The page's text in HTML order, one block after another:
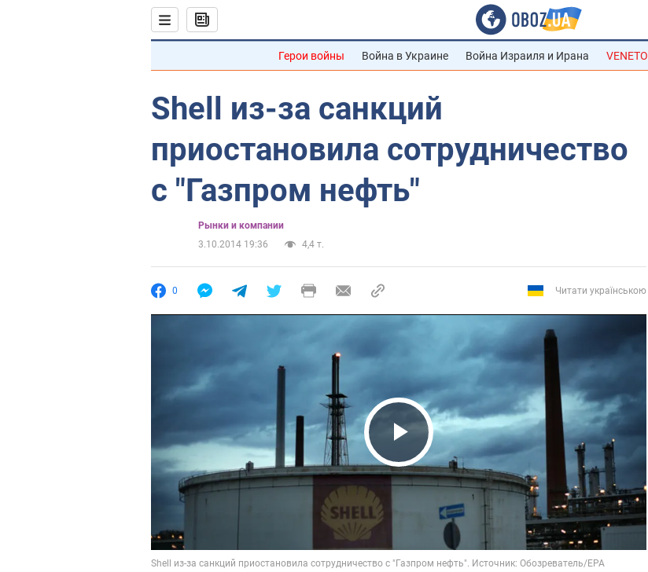
Герои войны Война в Украине Война Израиля и Ирана VENETO
Shell из-за санкций
приостановила сотрудничество
с "Газпром нефть"
Рынки и компании
3.10.2014 19:36
4,4 т.
0 Читати українською
Play Video